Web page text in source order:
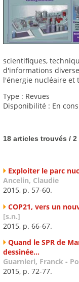
scientifiques,
d'informations
l'énergie nucléaire et
Type : Revues
Disponibilité : En
18 articles trouvés / 2
Exploiter le parc
Ancelin, Claudie
2015, p. 57-60.
COP21, vers un
[s.n.]
2015, p. 66-67.
Quand le SPR de
dessinée...
Guarnieri, Franck -
2015, p. 72-77.